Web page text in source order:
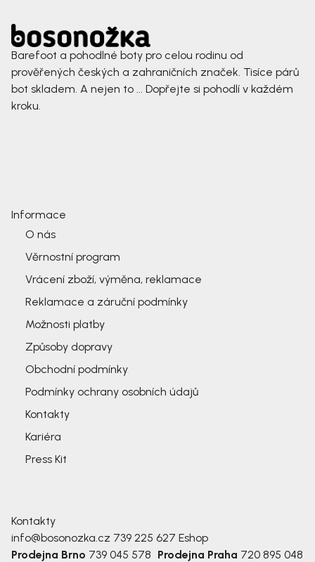
Barefoot a pohodlné boty pro celou rodinu od
prověřených českých a zahraničních značek. Tisíce párů
bot skladem. A nejen to ... Dopřejte si pohodlí v každém
kroku.
Informace
O nás
Věrnostní program
Vrácení zboží, výměna, reklamace
Reklamace a záruční podmínky
Možnosti platby
Způsoby dopravy
Obchodní podmínky
Podmínky ochrany osobních údajů
Kontakty
Kariéra
Press Kit
Kontakty
info@bosonozka.cz 739 225 627 Eshop
Prodejna Brno 739 045 578 Prodejna Praha 720 895 048